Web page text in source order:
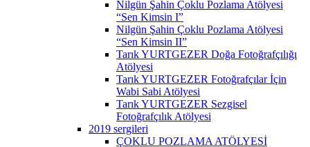
Nilgün Şahin Çoklu Pozlama Atölyesi
“Sen Kimsin I”
Nilgün Şahin Çoklu Pozlama Atölyesi
“Sen Kimsin II”
Tarık YURTGEZER Doğa Fotoğrafçılığı
Atölyesi
Tarık YURTGEZER Fotoğrafçılar İçin
Wabi Sabi Atölyesi
Tarık YURTGEZER Sezgisel
Fotoğrafçılık Atölyesi
2019 sergileri
ÇOKLU POZLAMA ATÖLYESİ